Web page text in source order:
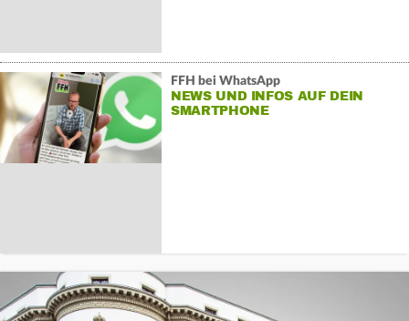
FFH bei WhatsApp
NEWS UND INFOS AUF DEIN
SMARTPHONE